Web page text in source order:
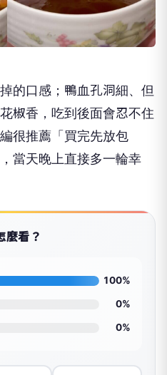
的口感；鴨血孔洞細、但
椒香，吃到後面會忍不住
很推薦「買完先放包
當天晚上直接多一輪幸
麼看？
100%
0%
0%